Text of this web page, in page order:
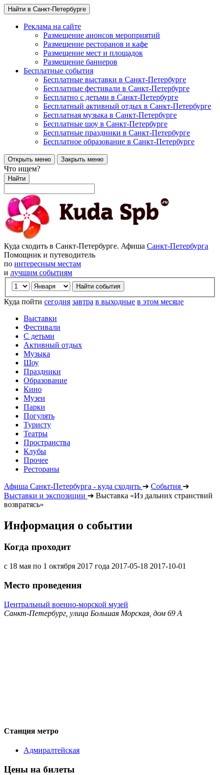
Найти в Санкт-Петербурге
Реклама на сайте
Размещение анонсов мероприятий
Размещение ресторанов и кафе
Размещение мест и площадок
Размещение баннеров
Бесплатные события
Бесплатные выставки в Санкт-Петербурге
Бесплатные фестивали в Санкт-Петербурге
Бесплатно с детьми в Санкт-Петербурге
Бесплатный активный отдых в Санкт-Петербурге
Бесплатная музыка в Санкт-Петербурге
Бесплатные шоу в Санкт-Петербурге
Бесплатные праздники в Санкт-Петербурге
Бесплатное образование в Санкт-Петербурге
Открыть меню Закрыть меню
Что ищем?
Найти
Куда сходить в Санкт-Петербурге. Афиша Санкт-Петербурга
Помощник и путеводитель
по интересным местам
и лучшим событиям
Куда пойти сегодня завтра в выходные в этом месяце
Выставки
Фестивали
С детьми
Активный отдых
Музыка
Шоу
Праздники
Образование
Кино
Музеи
Парки
Погулять
Туристу
Театры
Пространства
Клубы
Прочее
Рестораны
Афиша Санкт-Петербурга - куда сходить ➔ События ➔
Выставки и экспозиции ➔ Выставка «Из дальних странствий
возвратясь»
Информация о событии
Когда проходит
с 18 мая по 1 октября 2017 года 2017-05-18 2017-10-01
Место проведения
Центральный военно-морской музей
Санкт-Петербург, улица Большая Морская, дом 69 А
Станция метро
Адмиралтейская
Цены на билеты